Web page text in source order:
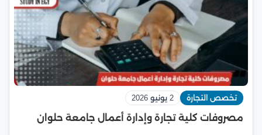
تخصص التجارة 2 يونيو 2026
مصروفات كلية تجارة وإدارة أعمال جامعة حلوان